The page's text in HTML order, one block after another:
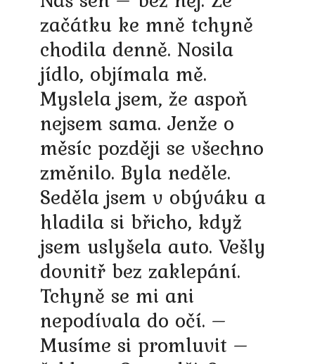
začátku ke mně tchyně
chodila denně. Nosila
jídlo, objímala mě.
Myslela jsem, že aspoň
nejsem sama. Jenže o
měsíc později se všechno
změnilo. Byla neděle.
Seděla jsem v obýváku a
hladila si břicho, když
jsem uslyšela auto. Vešly
dovnitř bez zaklepání.
Tchyně se mi ani
nepodívala do očí. –
Musíme si promluvit –